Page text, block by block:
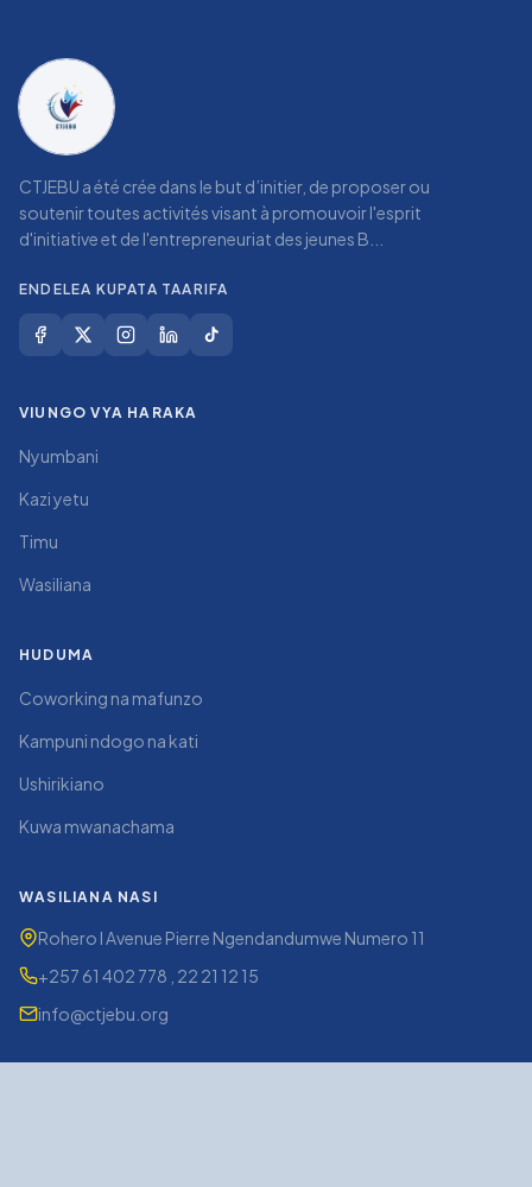
CTJEBU a été crée dans le but d’initier, de proposer ou
soutenir toutes activités visant à promouvoir l'esprit
d'initiative et de l'entrepreneuriat des jeunes B...
ENDELEA KUPATA TAARIFA
VIUNGO VYA HARAKA
Nyumbani
Kazi yetu
Timu
Wasiliana
HUDUMA
Coworking na mafunzo
Kampuni ndogo na kati
Ushirikiano
Kuwa mwanachama
WASILIANA NASI
Rohero I Avenue Pierre Ngendandumwe Numero 11
+257 61 402 778 , 22 21 12 15
info@ctjebu.org